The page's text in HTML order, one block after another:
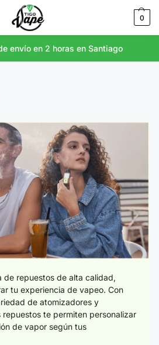
0
envío en 2 horas en Santiago
de repuestos de alta calidad,
tu experiencia de vapeo. Con
de atomizadores y
te permiten personalizar
de vapor según tus